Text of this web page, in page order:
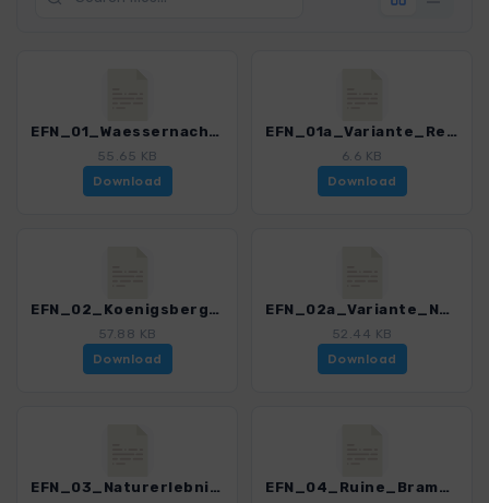
EFN_01_Waessernachtal_3151_2.gpx
55.65 KB
Download
EFN_01a_Variante_Rednershof_3151_2.gpx
6.6 KB
Download
EFN_02_Koenigsberg_Unfinden_3151_2.gpx
57.88 KB
Download
EFN_02a_Variante_Natour_Hassberge_3151_2.gpx
52.44 KB
Download
EFN_03_Naturerlebnisweg_Hochreinsee_3151_2.gpx EFN_04_Ruine_Bramberg_3151_2.gpx